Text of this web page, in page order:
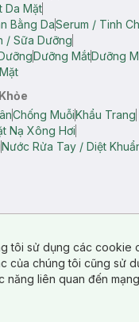
Da Mặt
Bằng DaSerum / Tinh
/ Sữa Dưỡng
Dưỡng MắtDưỡng
Chống MuỗiKhẩu Trang
Nạ Xông Hơi
Nước Rửa Tay / Diệt
Short Nữ
tôi sử dụng các
của chúng tôi cũng
liên quan đến